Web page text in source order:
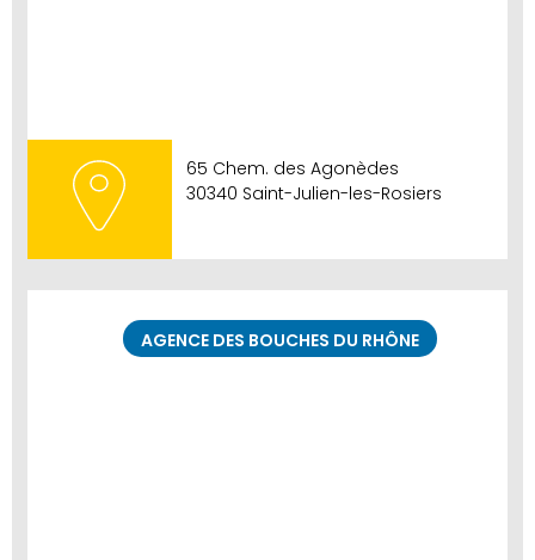
65 Chem. des Agonèdes
30340 Saint-Julien-les-Rosiers
AGENCE DES BOUCHES DU RHÔNE